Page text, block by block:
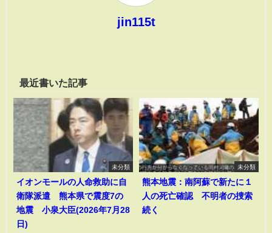
jin115t
最近書いた記事
未分類
イオンモールの人命救助に自
衛隊派遣 熊本県で震度7の
地震 小泉大臣(2026年7月28
日)
未分類
熊本地震：南阿蘇で新たに１
人の死亡確認 不明者の捜索
続く